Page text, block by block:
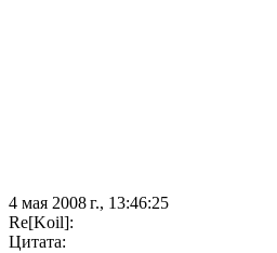
4 мая 2008 г., 13:46:25
Re[Koil]:
Цитата: